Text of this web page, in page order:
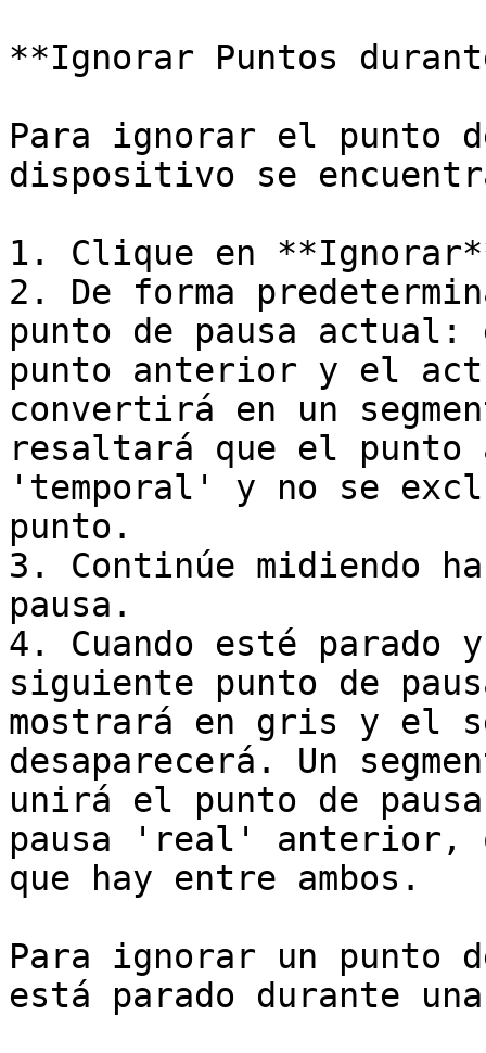
**Ignorar Puntos
Para ignorar el punto
dispositivo se
1. Clique en
2. De forma
punto de pausa
punto anterior y el
convertirá en un
resaltará que el punto
'temporal' y no se
punto.
3. Continúe midiendo
pausa.
4. Cuando esté parado
siguiente punto de
mostrará en gris y el
desaparecerá. Un
unirá el punto de
pausa 'real' anterior,
que hay entre ambos.
Para ignorar un punto
está parado durante